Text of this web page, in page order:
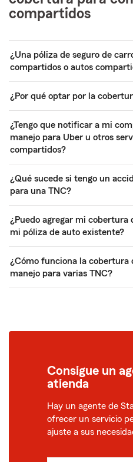
compartidos
¿Una póliza de seguro de
compartidos o autos
¿Por qué optar por la
¿Tengo que notificar a mi
manejo para Uber u otros
compartidos?
¿Qué sucede si tengo un
para una TNC?
¿Puedo agregar mi cobertura
mi póliza de auto existente?
¿Cómo funciona la cobertura
manejo para varias TNC?
Consigue un
atienda
Hay un agente de
ofrecer un servicio
ajuste a sus